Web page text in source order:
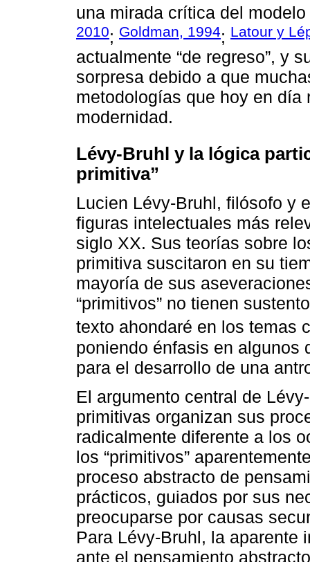
una mirada crítica del
2010; Goldman, 1994; Latour y
actualmente “de regreso”, y
sorpresa debido a que
metodologías que hoy en
modernidad.
Lévy-Bruhl y la lógica
primitiva”
Lucien Lévy-Bruhl, filósofo y
figuras intelectuales más
siglo XX. Sus teorías sobre
primitiva suscitaron en su
mayoría de sus
“primitivos” no tienen
texto ahondaré en los temas
poniendo énfasis en algunos
para el desarrollo de una
El argumento central de
primitivas organizan sus
radicalmente diferente a los
los “primitivos”
proceso abstracto de
prácticos, guiados por sus
preocuparse por causas
Para Lévy-Bruhl, la aparente
ante el pensamiento